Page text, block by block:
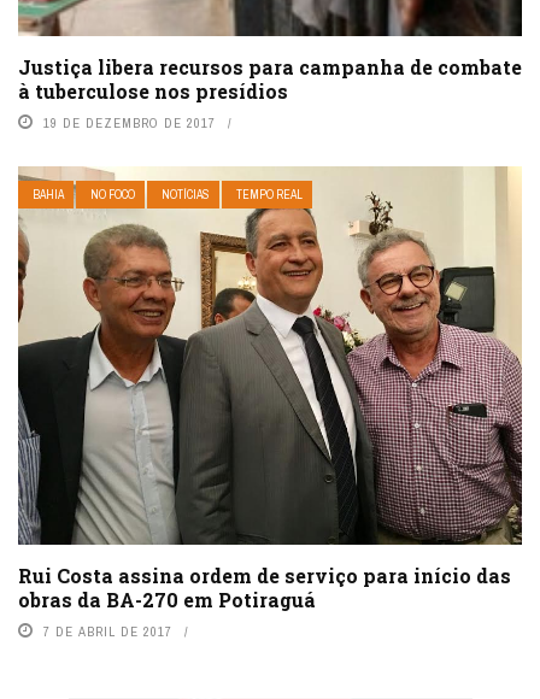
Justiça libera recursos para campanha de combate
à tuberculose nos presídios
19 DE DEZEMBRO DE 2017
BAHIA NO FOCO NOTÍCIAS TEMPO REAL
Rui Costa assina ordem de serviço para início das
obras da BA-270 em Potiraguá
7 DE ABRIL DE 2017